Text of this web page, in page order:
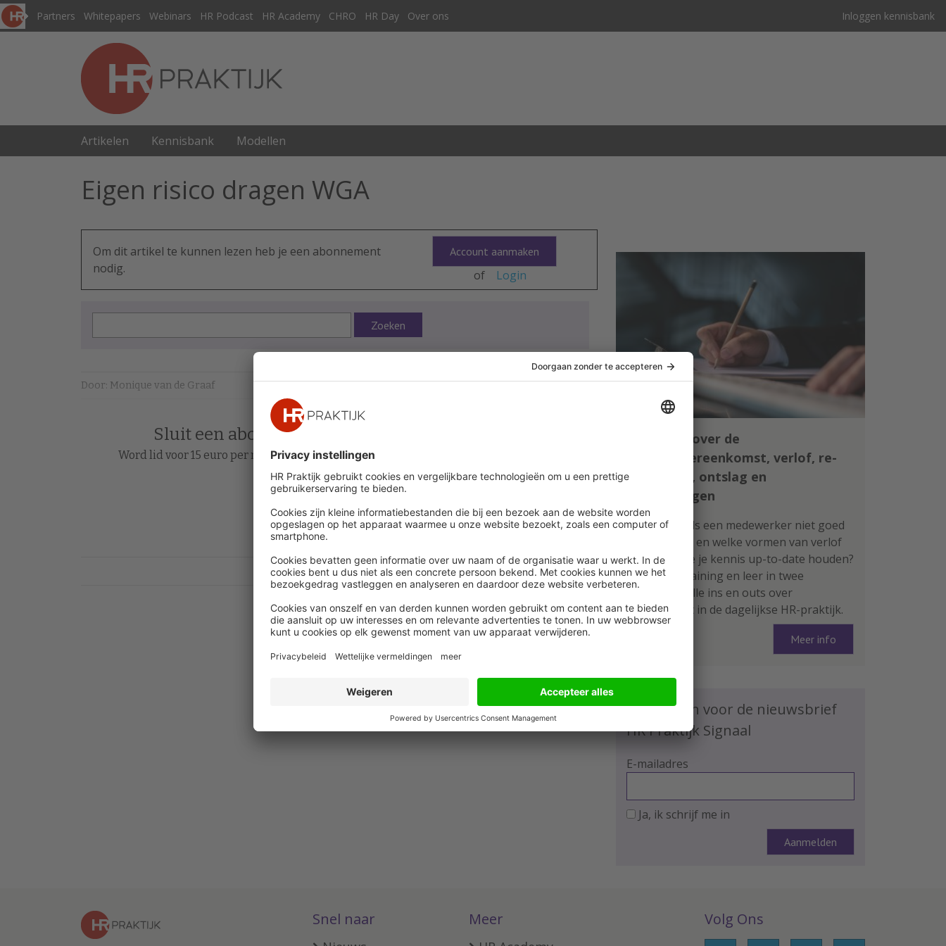
Partners Whitepapers Webinars HR Podcast HR Academy CHRO HR Day Over ons Inloggen kennisbank
Artikelen Kennisbank Modellen
Eigen risico dragen WGA
Om dit artikel te kunnen lezen heb je een abonnement
nodig.
Account aanmaken
of Login
Zoeken
Door: Monique van de Graaf 8 april 2013
Sluit een abonnement af om dit artikel te lezen
Word lid voor 15 euro per maand en lees onbeperkt alle artikelen in onze kennisbank
Account aanmaken
Heb je al een account ?Log in
Leer alles over de
arbeidsovereenkomst, verlof, re-
integratie, ontslag en
vergoedingen
Wat doe je als een medewerker niet goed
functioneert en welke vormen van verlof
zijn er? Wil je je kennis up-to-date houden?
Volg deze training en leer in twee
ochtenden alle ins en outs over
arbeidsrecht in de dagelijkse HR-praktijk.
Meer info
Schrijf je in voor de nieuwsbrief
HR Praktijk Signaal
E-mailadres
Ja, ik schrijf me in
Snel naar Meer Volg Ons